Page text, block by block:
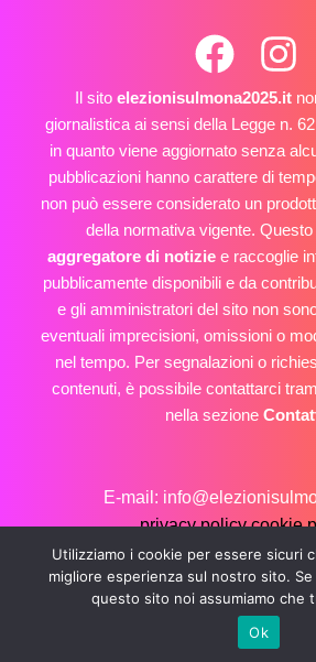
Il sito elezionisulmona2025.it
giornalistica ai sensi della Legge n.
in quanto viene aggiornato senza
pubblicazioni hanno carattere di
non può essere considerato un
della normativa vigente.
aggregatore di notizie e raccoglie
pubblicamente disponibili e da
e gli amministratori del sito non
eventuali imprecisioni, omissioni o
nel tempo. Per segnalazioni o
contenuti, è possibile contattarci
nella sezione
E-mail:
privacy policy cookie
Copyright © 2026 Elezioni
Utilizziamo i cookie per essere sicuri
migliore esperienza sul nostro sito.
questo sito noi assumiamo che
Ok